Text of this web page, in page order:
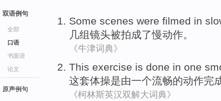
双语例句
全部
口语
书面语
论文
原声例句
Some scenes were filmed in
几组镜头被拍成了慢动作。
《牛津词典》
This exercise is done in one
这套体操是由一个流畅的动作完
《柯林斯英汉双解大词典》